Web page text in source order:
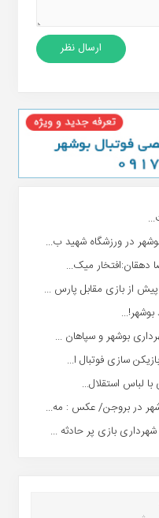
در ورزشگاه شهید ب...
دهقان:افتخار میک...
از بازی مقابل پارس ...
بوشهر و سپاهان ...
سازی فوتبال ا...
لباس استقلال...
در بروجن/ عکس : مه...
بازی پر حادثه ...